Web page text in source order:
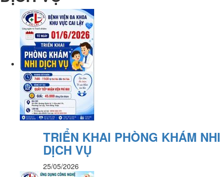
TRIỂN KHAI PHÒNG KHÁM NHI
DỊCH VỤ
25/05/2026